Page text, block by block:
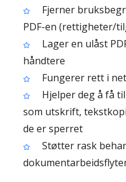
Fjerner
PDF-en (rettigheter/
Lager en ulåst
håndtere
Fungerer rett i
Hjelper deg å få
som utskrift,
de er sperret
Støtter rask